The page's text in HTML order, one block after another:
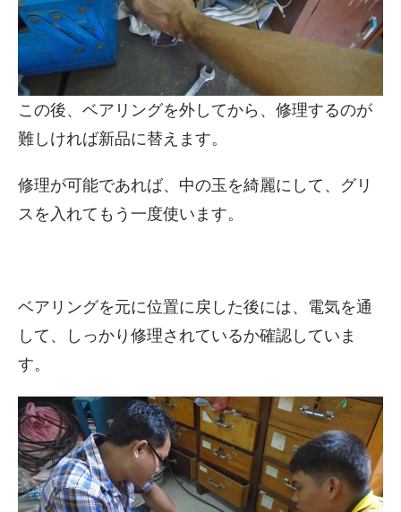
この後、ベアリングを外してから、修理するのが
難しければ新品に替えます。
修理が可能であれば、中の玉を綺麗にして、グリ
スを入れてもう一度使います。
ベアリングを元に位置に戻した後には、電気を通
して、しっかり修理されているか確認していま
す。